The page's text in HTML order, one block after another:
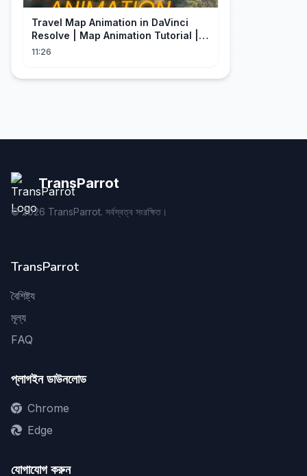
Travel Map Animation in DaVinci
Resolve | Map Animation Tutorial |
Edit Craft
11:26
TransParrot
©2026 TransParrot. সর্বস্বত্ব সংরক্ষিত।
TransParrot
বৈশিষ্ট্য
মূল্য
FAQ
প্লাগইন ডাউনলোড
Chrome
Edge
যোগাযোগ করুন